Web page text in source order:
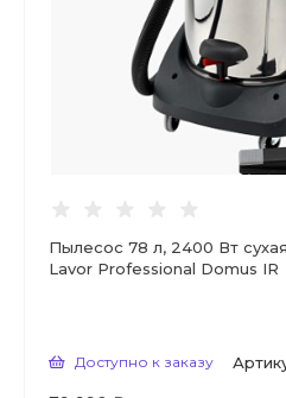
Пылесос 78 л, 2400 Вт
Lavor Professional Domus IR
Доступно к заказу